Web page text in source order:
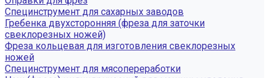
Специнструмент для сахарных заводов
Гребенка двухсторонняя (фреза для заточки
свеклорезных ножей)
Фреза кольцевая для изготовления свеклорезных
ножей
Специнструмент для мясопереработки